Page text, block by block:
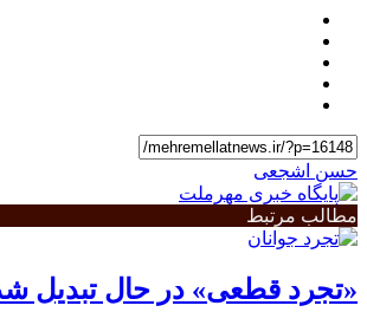
حسن اشجعی
مطالب مرتبط
«تجرد قطعی» در حال تبدیل